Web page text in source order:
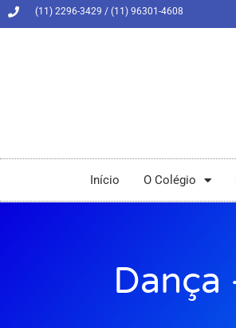
(11) 2296-3429 / (11) 96301-4608
Início O Colégio
Dança